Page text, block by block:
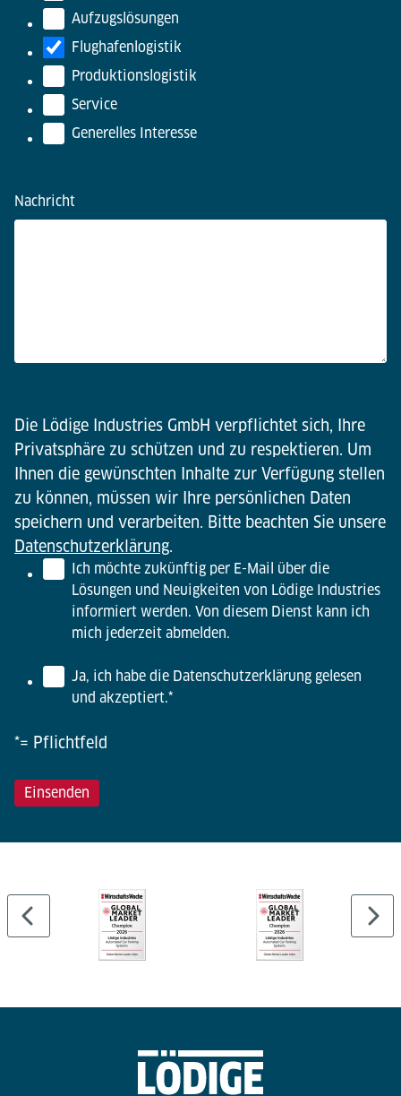
Aufzugslösungen
Flughafenlogistik
Produktionslogistik
Service
Generelles Interesse
Nachricht
Die Lödige Industries GmbH verpflichtet sich, Ihre
Privatsphäre zu schützen und zu respektieren. Um
Ihnen die gewünschten Inhalte zur Verfügung stellen
zu können, müssen wir Ihre persönlichen Daten
speichern und verarbeiten. Bitte beachten Sie unsere
Datenschutzerklärung.
Ich möchte zukünftig per E-Mail über die
Lösungen und Neuigkeiten von Lödige Industries
informiert werden. Von diesem Dienst kann ich
mich jederzeit abmelden.
Ja, ich habe die Datenschutzerklärung gelesen
und akzeptiert.*
*= Pflichtfeld